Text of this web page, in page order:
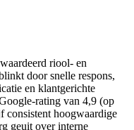
riool- en
door snelle respons,
en klantgerichte
rating van 4,9 (op
consistent hoogwaardige
geuit over interne